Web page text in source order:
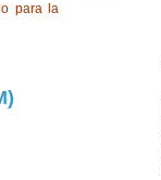
para la